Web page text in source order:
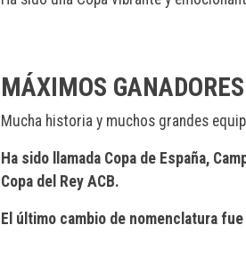
MÁXIMOS
Mucha historia y muchos grandes
Ha sido llamada Copa de España,
Copa del Rey ACB.
El último cambio de nomenclatura